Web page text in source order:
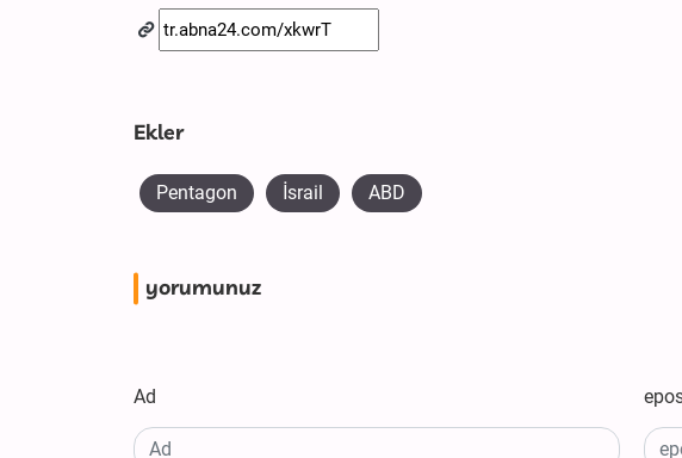
Ekler
Pentagon İsrail ABD
yorumunuz
Ad